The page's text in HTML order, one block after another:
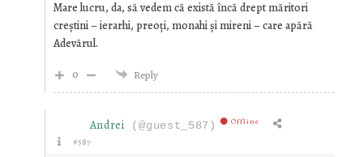
Mare lucru, da, să vedem că există încă drept măritori
creștini – ierarhi, preoți, monahi și mireni – care apără
Adevărul.
0
Reply
Andrei (@guest_587) Offline
#587